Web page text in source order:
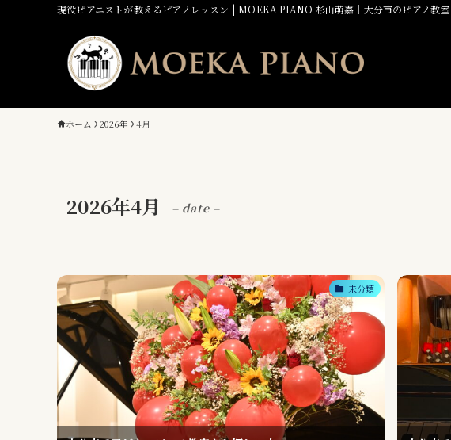
現役ピアニストが教えるピアノレッスン | MOEKA PIANO 杉山萌嘉｜大分市のピアノ教室
ホーム 2026年 4月
2026年4月 – date –
未分類